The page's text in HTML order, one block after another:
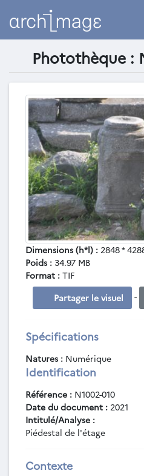
Photothèque :
Dimensions (h*l) : 2848 *
Poids : 34.97 MB
Format : TIF
Partager le visuel
-
Spécifications
Natures : Numérique
Identification
Référence : N1002-010
Date du document : 2021
Intitulé/Analyse :
Piédestal de l'étage
Contexte